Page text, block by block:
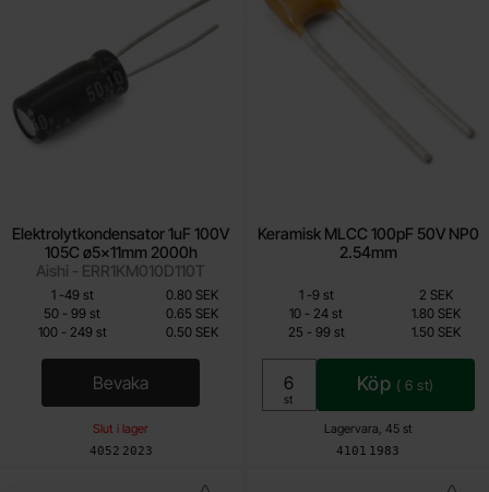
Elektrolytkondensator 1uF 100V
105C ø5x11mm 2000h
Aishi - ERR1KM010D110T
Art. nr
4052 2023
Slut i lager
0.40 SEK
Inklusive 25% moms
Bevaka
, Elektrolytkondensator 1uF 100V 105C
Mängdrabatt
Pris /st
1 -till
49 st
0.80 SEK
50 - till
99 st
0.65 SEK
100 -till249 st 0.50 SEK
Keramisk MLCC 100pF 50V NP0
2.54mm
Art. nr
4101 1983
Lagervara, 45 st
1.20 SEK
Inklusive 25% moms
Enhet:
st
Köp ( 6 st)
Mängdrabatt
Pris /st
1 -till
9 st
2 SEK
10 - till
24 st
1.80 SEK
25 -till99 st 1.50 SEK